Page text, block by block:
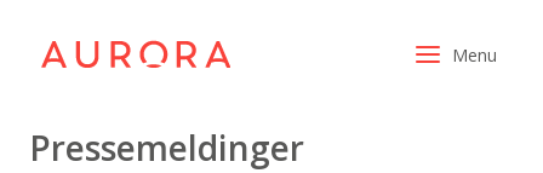
Menu
Investor
Pressemeldinger